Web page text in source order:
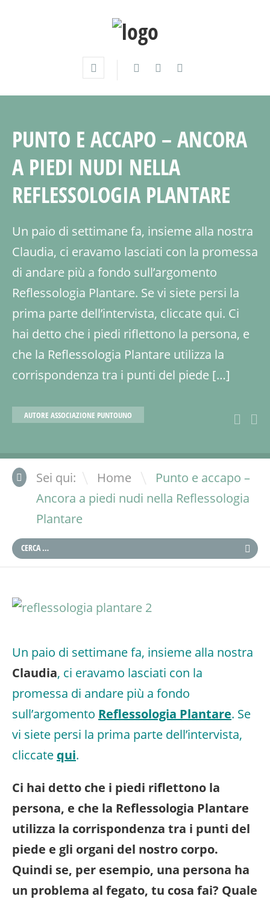
PUNTO E ACCAPO – ANCORA
A PIEDI NUDI NELLA
REFLESSOLOGIA PLANTARE
Un paio di settimane fa, insieme alla nostra
Claudia, ci eravamo lasciati con la promessa
di andare più a fondo sull’argomento
Reflessologia Plantare. Se vi siete persi la
prima parte dell’intervista, cliccate qui. Ci
hai detto che i piedi riflettono la persona, e
che la Reflessologia Plantare utilizza la
corrispondenza tra i punti del piede […]
AUTORE ASSOCIAZIONE PUNTOUNO
Sei qui: Home \
Punto e accapo –
Ancora a piedi nudi nella Reflessologia
Plantare
Un paio di settimane fa, insieme alla nostra
Claudia, ci eravamo lasciati con la
promessa di andare più a fondo
sull’argomento Reflessologia Plantare. Se
vi siete persi la prima parte dell’intervista,
cliccate qui.
Ci hai detto che i piedi riflettono la
persona, e che la Reflessologia Plantare
utilizza la corrispondenza tra i punti del
piede e gli organi del nostro corpo.
Quindi se, per esempio, una persona ha
un problema al fegato, tu cosa fai? Quale